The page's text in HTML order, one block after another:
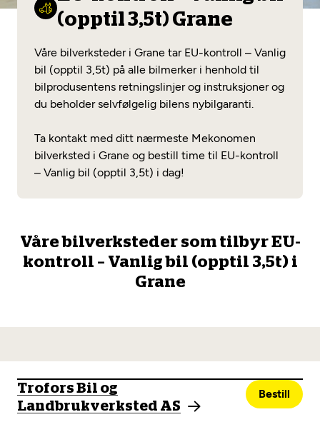
Diagnose/Feilsøking
Se alle (52) tjenester her
Mekonomen Bilkonto
Les mer
Fritt verkstedvalg
Mobilitetsgaranti
Nybilgaranti og fabrikkgaranti
Opprett en konto
(opptil 3,5t) Grane
Våre bilverksteder i Grane tar EU-kontroll – Vanlig
bil (opptil 3,5t) på alle bilmerker i henhold til
bilprodusentens retningslinjer og instruksjoner og
du beholder selvfølgelig bilens nybilgaranti.
Ta kontakt med ditt nærmeste Mekonomen
bilverksted i Grane og bestill time til EU-kontroll
– Vanlig bil (opptil 3,5t) i dag!
Våre bilverksteder som tilbyr EU-
kontroll – Vanlig bil (opptil 3,5t) i
Grane
Trofors Bil og
Landbrukverksted AS
Bestill